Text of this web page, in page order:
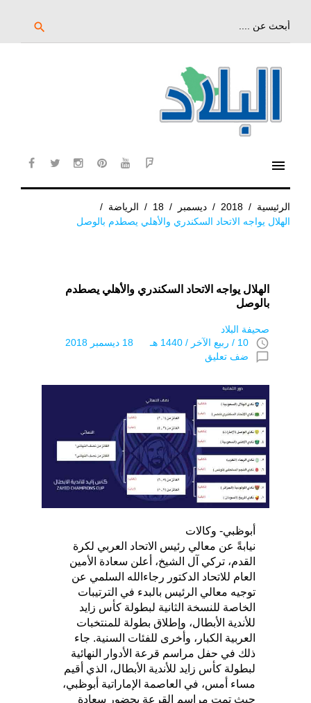
search
menu
الرئيسية /
2018
/ ديسمبر /
18
/ الرياضة /
الهلال يواجه الاتحاد السكندري والأهلي يصطدم بالوصل
الهلال يواجه الاتحاد السكندري والأهلي يصطدم
بالوصل
صحيفة البلاد
access_time 10 / ربيع الآخر / 1440 هـ 18 ديسمبر 2018
chat_bubble_outline ضف تعليق
أبوظبي- وكالات
نيابةً عن معالي رئيس الاتحاد العربي لكرة
القدم، تركي آل الشيخ، أعلن سعادة الأمين
العام للاتحاد الدكتور رجاءالله السلمي عن
توجيه معالي الرئيس بالبدء في الترتيبات
الخاصة للنسخة الثانية لبطولة كأس زايد
للأندية الأبطال، وإطلاق بطولة للمنتخبات
العربية الكبار، وأخرى للفئات السنية. جاء
ذلك في حفل مراسم قرعة الأدوار النهائية
لبطولة كأس زايد للأندية الأبطال، الذي أقيم
مساء أمس، في العاصمة الإماراتية أبوظبي،
حيث تمت مراسم القرعة بحضور سعادة